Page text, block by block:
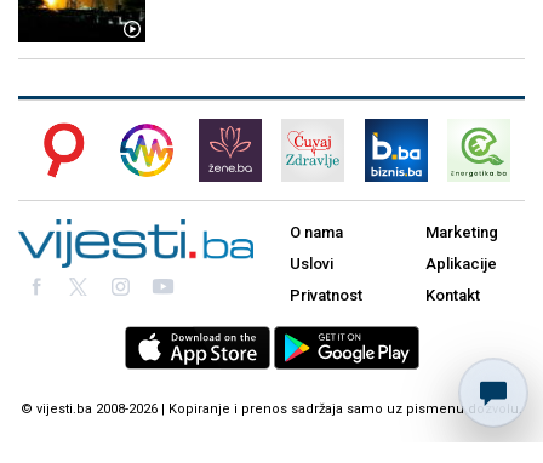
O nama
Uslovi
Privatnost
Marketing
Aplikacije
Kontakt
© vijesti.ba 2008-2026 | Kopiranje i prenos sadržaja samo uz pismenu dozvolu.